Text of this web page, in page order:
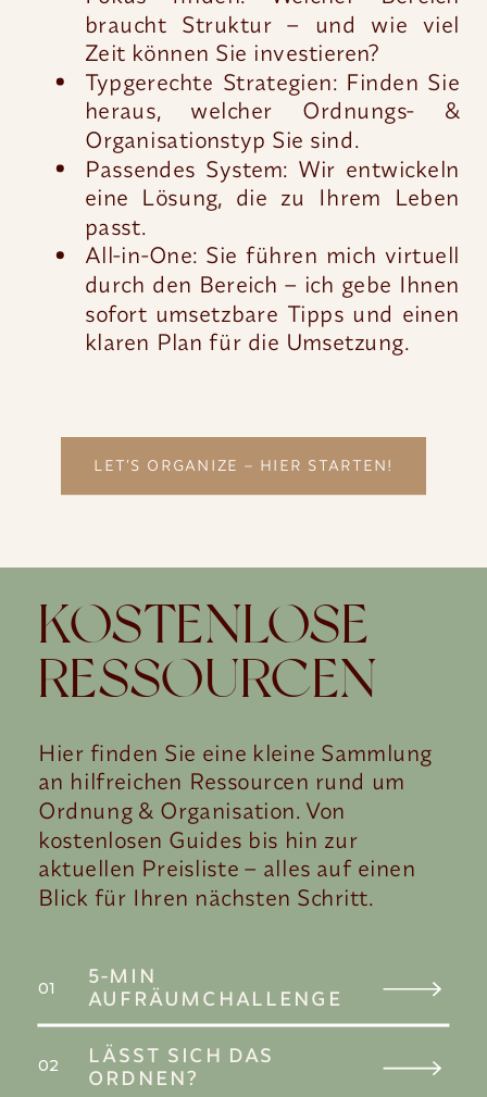
LET’S ORGANIZE – HIER STARTEN!
braucht Struktur – und wie viel
Zeit können Sie investieren?
Typgerechte Strategien: Finden Sie
heraus, welcher Ordnungs- &
Organisationstyp Sie sind.
Passendes System: Wir entwickeln
eine Lösung, die zu Ihrem Leben
passt.
All-in-One: Sie führen mich virtuell
durch den Bereich – ich gebe Ihnen
sofort umsetzbare Tipps und einen
klaren Plan für die Umsetzung.
LÄSST SICH DAS
ORDNEN?
02
5-MIN
AUFRÄUMCHALLENGE
01
Hier finden Sie eine kleine Sammlung
an hilfreichen Ressourcen rund um
Ordnung & Organisation. Von
kostenlosen Guides bis hin zur
aktuellen Preisliste – alles auf einen
Blick für Ihren nächsten Schritt.
KOSTENLOSE
RESSOURCEN